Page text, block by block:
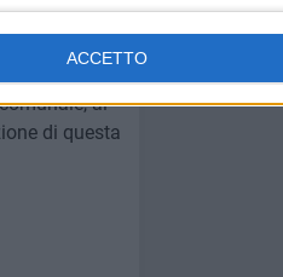
ACCETTO
di
al
di questa